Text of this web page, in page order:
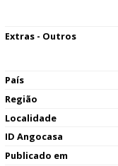
Extras - Outros
País
Região
Localidade
ID Angocasa
Publicado em